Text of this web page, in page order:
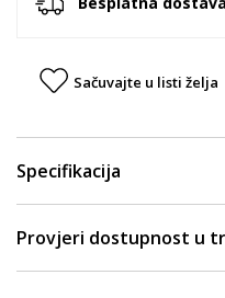
Sačuvajte u listi želja
Specifikacija
Provjeri dostupnost u